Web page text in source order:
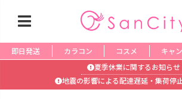
即日発送 カラコン コスメ キャ
夏季休業に関するお知らせ
地震の影響による配達遅延・集荷停